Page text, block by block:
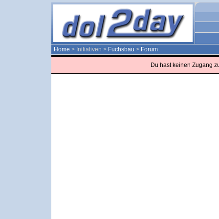
Home > Initiativen > Fuchsbau > Forum
Du hast keinen Zugang